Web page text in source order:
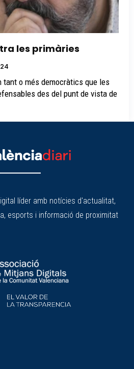
les primàries
tant o més democràtics que les
des del punt de vista de
líder amb notícies d'actualitat,
esports i informació de proximitat